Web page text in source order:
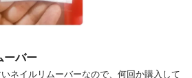
ーバー
ネイルリムーバーなので、何回か購入して